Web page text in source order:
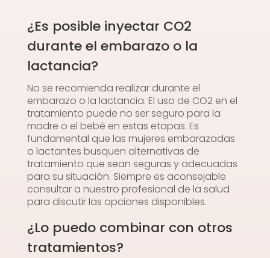
¿Es posible inyectar CO2
durante el embarazo o la
lactancia?
No se recomienda realizar durante el
embarazo o la lactancia. El uso de CO2 en el
tratamiento puede no ser seguro para la
madre o el bebé en estas etapas. Es
fundamental que las mujeres embarazadas
o lactantes busquen alternativas de
tratamiento que sean seguras y adecuadas
para su situación. Siempre es aconsejable
consultar a nuestro profesional de la salud
para discutir las opciones disponibles.
¿Lo puedo combinar con otros
tratamientos?